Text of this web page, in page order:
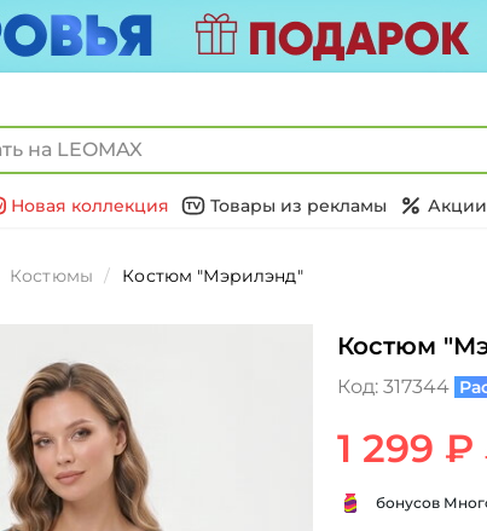
Новая коллекция Товары из рекламы Акции
Костюмы Костюм "Мэрилэнд"
Костюм
Код: 317344
1 299 ₽
бонусов